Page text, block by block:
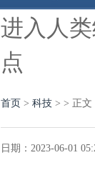
进入人
点
首页 > 科技 > > 正文
日期：2023-06-01